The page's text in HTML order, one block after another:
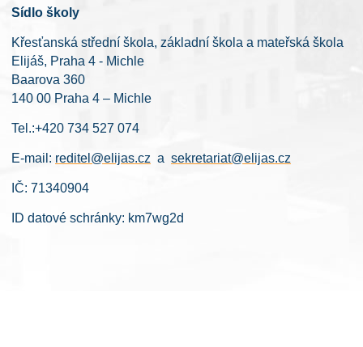
Sídlo školy
Křesťanská střední škola, základní škola a mateřská škola
Elijáš, Praha 4 - Michle
Baarova 360
140 00 Praha 4 – Michle
Tel.:+420 734 527 074
E-mail: reditel@elijas.cz a sekretariat@elijas.cz
IČ: 71340904
ID datové schránky: km7wg2d